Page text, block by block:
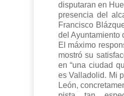
disputaran en
presencia del
Francisco
del Ayuntamiento
El máximo
mostró su
en “una ciudad
es Valladolid. Mi
León,